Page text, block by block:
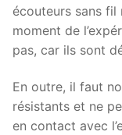
écouteurs sans fil
moment de
pas, car ils sont
En outre, il faut
résistants et ne
en contact avec